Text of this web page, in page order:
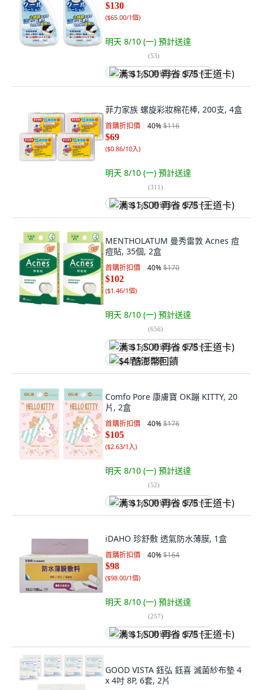
$130
($65.00/1個)
明天 8/10 (一) 預計送達
(53)
满 $1,500 再省 $75 (王道卡)
菲力家族 螺旋彩妝棉花棒, 200支, 4盒
首購折扣價 40%$116
$69
($0.86/10入)
明天 8/10 (一) 預計送達
(311)
满 $1,500 再省 $75 (王道卡)
MENTHOLATUM 曼秀雷敦 Acnes 痘
痘貼, 35個, 2盒
首購折扣價 40%$170
$102
($1.46/1個)
明天 8/10 (一) 預計送達
(656)
满 $1,500 再省 $75 (王道卡)
$4 酷澎幣回饋
Comfo Pore 康膚寶 OK蹦 KITTY, 20
片, 2盒
首購折扣價 40%$176
$105
($2.63/1入)
明天 8/10 (一) 預計送達
(52)
满 $1,500 再省 $75 (王道卡)
iDAHO 珍舒敷 透氣防水薄膜, 1盒
首購折扣價 40%$164
$98
($98.00/1個)
明天 8/10 (一) 預計送達
(257)
满 $1,500 再省 $75 (王道卡)
GOOD VISTA 鈺弘 鈺喜 滅菌紗布墊 4
x 4吋 8P, 6套, 2片